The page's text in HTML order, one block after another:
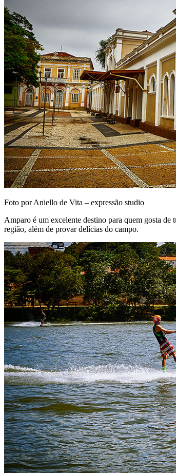
Foto por Aniello de Vita – expressão studio
Amparo é um excelente destino para quem gosta
região, além de provar delícias do campo.